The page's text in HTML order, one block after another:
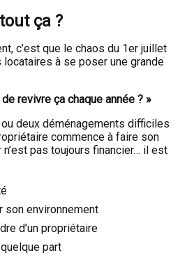
ça ?
c’est que le chaos du 1er juillet
à se poser une grande
revivre ça chaque année ? »
deux déménagements difficiles
commence à faire son
pas toujours financier… il est
son environnement
d’un propriétaire
part